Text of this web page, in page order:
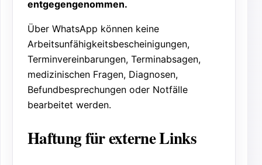
entgegengenommen.
Über WhatsApp können keine
Arbeitsunfähigkeitsbescheinigungen,
Terminvereinbarungen, Terminabsagen,
medizinischen Fragen, Diagnosen,
Befundbesprechungen oder Notfälle
bearbeitet werden.
Haftung für externe Links